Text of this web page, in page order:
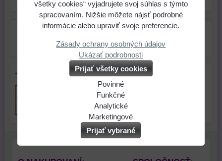
Tip na darček
všetky cookies“ vyjadrujete svoj súhlas s týmto
spracovaním. Nižšie môžete nájsť podrobné
informácie alebo upraviť svoje preferencie.
Zásady ochrany osobných údajov
Ukázať podrobnosti
Prijať všetky cookies
Povinné
Funkčné
Analytické
Marketingové
Prijať vybrané